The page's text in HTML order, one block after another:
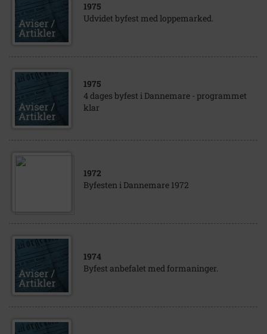
1975
Udvidet byfest med loppemarked.
1975
4 dages byfest i Dannemare - programmet
klar
1972
Byfesten i Dannemare 1972
1974
Byfest anbefalet med formaninger.